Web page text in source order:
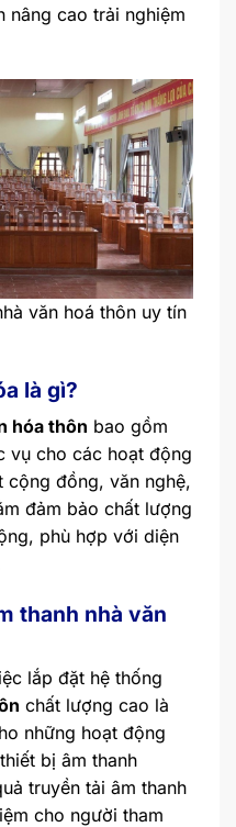
nâng cao trải nghiệm
văn hoá thôn uy tín
là gì?
hóa thôn bao gồm
vụ cho các hoạt động
cộng đồng, văn nghệ,
đảm bảo chất lượng
phù hợp với diện
thanh nhà văn
lắp đặt hệ thống
chất lượng cao là
những hoạt động
bị âm thanh
truyền tải âm thanh
cho người tham